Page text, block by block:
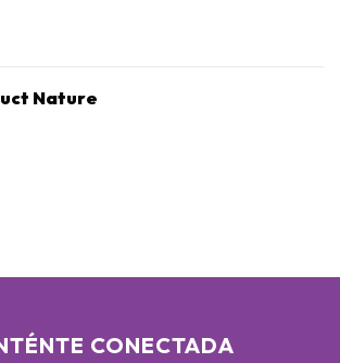
Nature
CONECTADA